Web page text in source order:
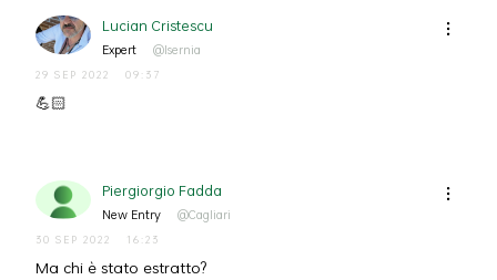
Lucian Cristescu
Expert @Isernia
29 SEP 2022 09:37
💪🏻
Piergiorgio Fadda
New Entry @Cagliari
30 SEP 2022 16:23
Ma chi è stato estratto?